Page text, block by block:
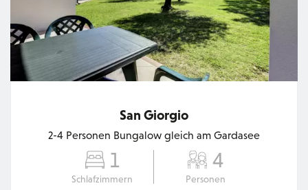
San Giorgio
2-4 Personen Bungalow gleich am Gardasee
1
Schlafzimmern
4
Personen